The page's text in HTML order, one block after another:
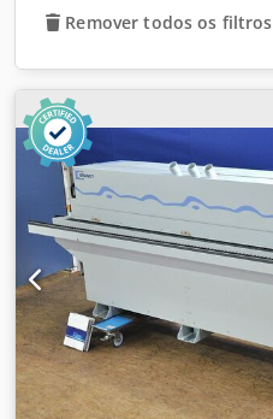
Remover todos os filtros